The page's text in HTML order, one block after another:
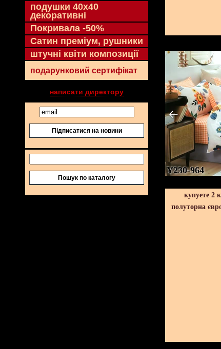
подушки 40х40
декоративні
Покривала -50%
Сатин преміум, рушники
штучні квіти композиції
подарунковий сертифікат
написати директору
Підписатися на новини
Пошук по каталогу
Y230-964
купуете 2
полуторна